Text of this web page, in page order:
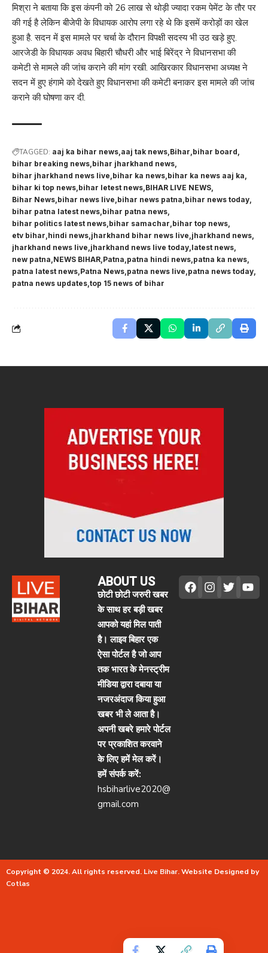
मिश्रा ने बताया कि इस कंपनी को 26 लाख से थोड़ी ज्यादा रकम पेमेंट के तौर पर
की गई है लेकिन बीजेपी के विधायक आरोप लगा रहे थे कि इसमें करोड़ों का खेल
हुआ है. सदन में इस मामले पर चर्चा के दौरान विपक्षी सदस्य भी उठ खड़े हुए.
आरजेडी के विधायक अवध बिहारी चौधरी और भाई बिरेंद्र ने विधानसभा की
कमेटी से मामले की जांच कराने की मांग रखी. आखिरकार विधानसभा अध्यक्ष ने
सदन में हुए हंगामे को देखते हुए विधानसभा की कमेटी बनाकर इस मामले की जांच
कराने की घोषणा कर दी.
TAGGED: aaj ka bihar news aaj tak news Bihar bihar board
bihar breaking news bihar jharkhand news
bihar jharkhand news live bihar ka news bihar ka news aaj ka
bihar ki top news bihar letest news BIHAR LIVE NEWS
Bihar News bihar news live bihar news patna bihar news today
bihar patna latest news bihar patna news
bihar politics latest news bihar samachar bihar top news
etv bihar hindi news jharkhand bihar news live jharkhand news
jharkhand news live jharkhand news live today latest news
new patna NEWS BIHAR Patna patna hindi news patna ka news
patna latest news Patna News patna news live patna news today
patna news updates top 15 news of bihar
ABOUT US
छोटी छोटी जरुरी खबर
के साथ हर बड़ी खबर
आपको यहां मिल पाती
है। लाइव बिहार एक
ऐसा पोर्टल है जो आप
तक भारत के मेनस्ट्रीम
मीडिया द्वारा दबाया या
नजरअंदाज किया हुआ
खबर भी ले आता है।
अपनी खबरे हमारे पोर्टल
पर प्रकाशित करवाने
के लिए हमें मेल करें।
हमें संपर्क करें:
hsbiharlive2020@
gmail.com
Copyright © 2024. All rights reserved. Live Bihar.Website Designed by
Cotlas